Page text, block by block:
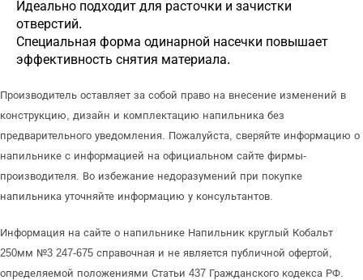
Идеально подходит для расточки и зачистки
отверстий.
Специальная форма одинарной насечки повышает
эффективность снятия материала.
Производитель оставляет за собой право на внесение изменений в
конструкцию, дизайн и комплектацию напильника без
предварительного уведомления. Пожалуйста, сверяйте информацию о
напильнике с информацией на официальном сайте фирмы-
производителя. Во избежание недоразумений при покупке
напильника уточняйте информацию у консультантов.
Информация на сайте о напильнике Напильник круглый Кобальт
250мм №3 247-675 справочная и не является публичной офертой,
определяемой положениями Статьи 437 Гражданского кодекса РФ.